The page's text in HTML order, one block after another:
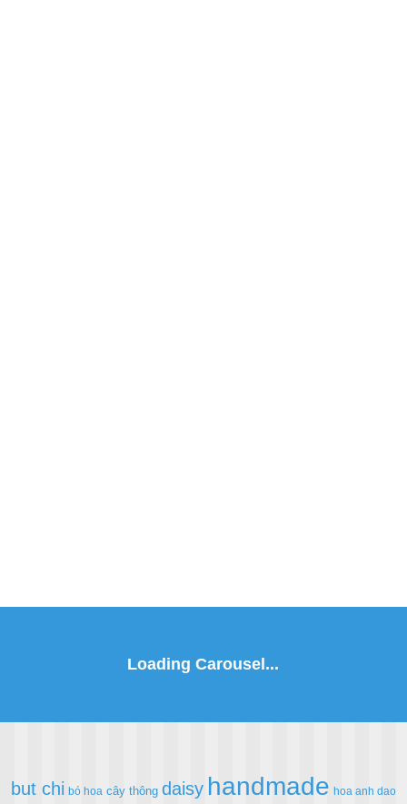
but chi bó hoa cây thông daisy handmade hoa anh dao